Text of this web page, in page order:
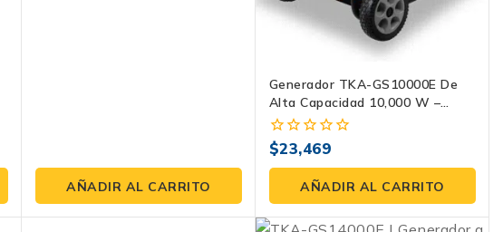
AÑADIR AL CARRITO
Generador TKA-GS10000E De
Alta Capacidad 10,000 W –
Potencia Y Confiabilidad Con
Arranque Dual.
0
fuera
5
$23,469
AÑADIR AL CARRITO